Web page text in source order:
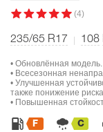
(4)
235/65 R17 108
• Обновлённая модель.
• Всесезонная
• Улучшенная
также понижение
• Повышенная
F C